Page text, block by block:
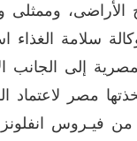
وممثلى
سلامة الغذاء
إلى الجانب
مصر لاعتماد
من فيـروس